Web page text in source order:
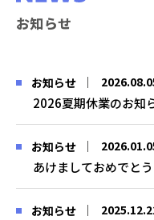
お知らせ
お知らせ
2026夏期休業のお知
お知らせ
あけましておめでとう
お知らせ